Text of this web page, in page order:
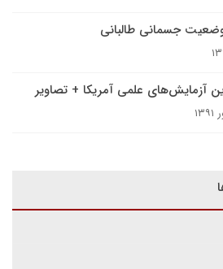
جسمانی طالبانی
آزمایش‌های علمی آمریکا + تصاویر